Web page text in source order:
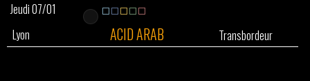
Jeudi 07/01
Lyon
ACID ARAB Transbordeur